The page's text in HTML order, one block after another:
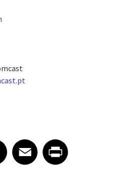
on Facebook
Facebook
Share article on Email
EmailShare article on Print